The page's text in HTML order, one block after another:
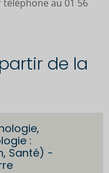
au 01 56
de la
:
Santé) -